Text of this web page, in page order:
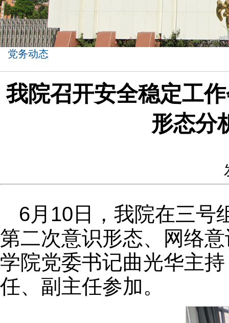
党务动态
我院召开安全稳定工
形态分
6月10日，我院在三号
第二次意识形态、网络
学院党委书记曲光华主
任、副主任参加。